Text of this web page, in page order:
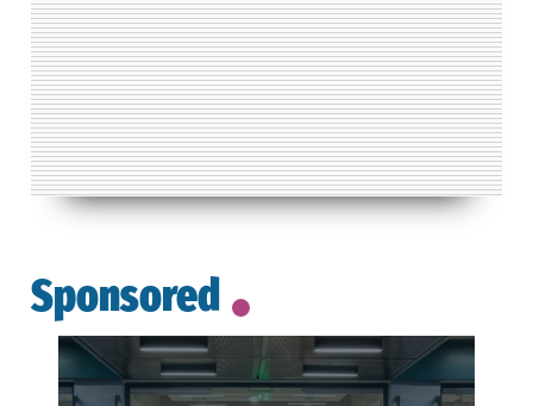
Sponsored